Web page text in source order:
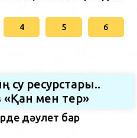
4 5 6
су ресурстары..
«Қан мен тер»
дәулет бар